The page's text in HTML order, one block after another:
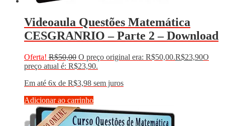
Videoaula Questões Matemática
CESGRANRIO – Parte 2 – Download
Oferta! R$50,00 O preço original era: R$50,00.R$23,90O
preço atual é: R$23,90.
Em até 6x de R$3,98 sem juros
Adicionar ao carrinho